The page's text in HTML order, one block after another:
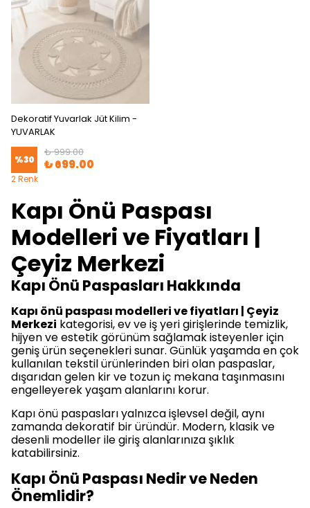
Dekoratif Yuvarlak Jüt Kilim -
YUVARLAK
%30
₺ 999.00
₺ 699.00
2 Renk
Kapı Önü Paspası
Modelleri ve Fiyatları |
Çeyiz Merkezi
Kapı Önü Paspasları Hakkında
Kapı önü paspası modelleri ve fiyatları | Çeyiz
Merkezi kategorisi, ev ve iş yeri girişlerinde temizlik,
hijyen ve estetik görünüm sağlamak isteyenler için
geniş ürün seçenekleri sunar. Günlük yaşamda en çok
kullanılan tekstil ürünlerinden biri olan paspaslar,
dışarıdan gelen kir ve tozun iç mekana taşınmasını
engelleyerek yaşam alanlarını korur.
Kapı önü paspasları yalnızca işlevsel değil, aynı
zamanda dekoratif bir üründür. Modern, klasik ve
desenli modeller ile giriş alanlarınıza şıklık
katabilirsiniz.
Kapı Önü Paspası Nedir ve Neden
Önemlidir?